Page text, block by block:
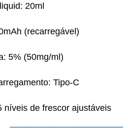
20ml
(recarregável)
5% (50mg/ml)
Tipo-C
níveis de frescor ajustáveis